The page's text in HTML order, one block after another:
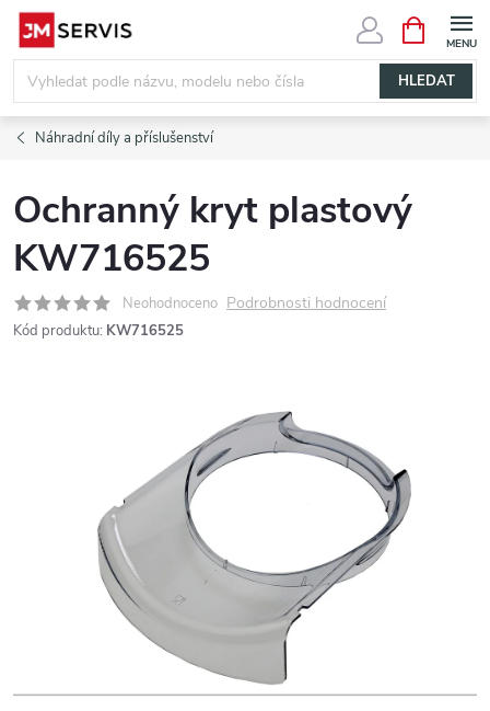
Přejít
obsah
HLEDAT
NÁKUPNÍ
KOŠÍK
Náhradní díly a příslušenství
Ochranný kryt plastový
KW716525
Neohodnoceno Podrobnosti hodnocení
Kód produktu: KW716525